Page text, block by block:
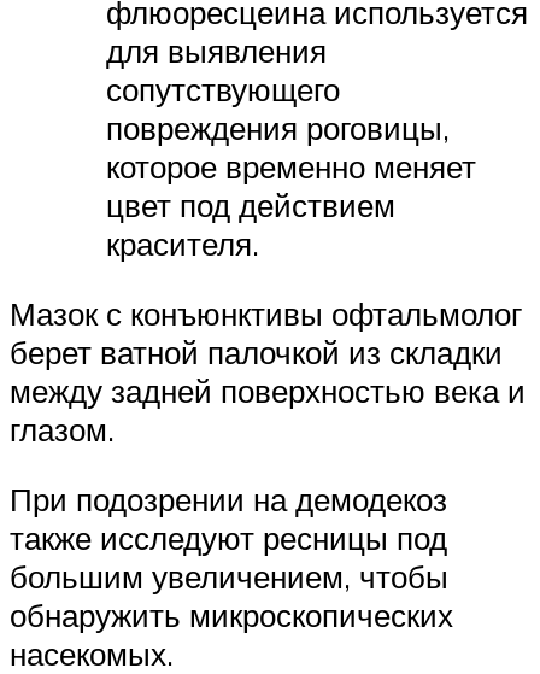
флюоресцеина используется
для выявления
сопутствующего
повреждения роговицы,
которое временно меняет
цвет под действием
красителя.
Мазок с конъюнктивы офтальмолог
берет ватной палочкой из складки
между задней поверхностью века и
глазом.
При подозрении на демодекоз
также исследуют ресницы под
большим увеличением, чтобы
обнаружить микроскопических
насекомых.